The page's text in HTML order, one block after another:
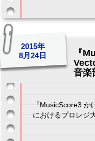
『
音楽
2015年
8月24日
『MusicScore3
におけるプロレジ